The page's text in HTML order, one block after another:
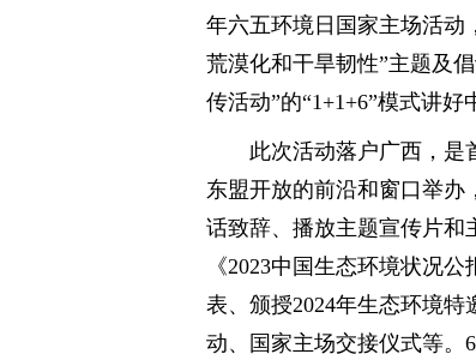
年六五环境日国家主场活动
荒漠化和干旱韧性”主题及
传活动”的“1+1+6”模式讲
此次活动落户广西，是
东盟开放的前沿和窗口举办
话致辞、播放主题宣传片和
《2023中国生态环境状况
表、颁授2024年生态环境
动、国家主场交接仪式等。